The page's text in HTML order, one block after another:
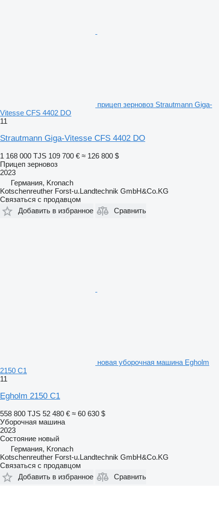
прицеп зерновоз Strautmann Giga-
Vitesse CFS 4402 DO
11
Strautmann Giga-Vitesse CFS 4402 DO
1 168 000 TJS 109 700 € ≈ 126 800 $
Прицеп зерновоз
2023
Германия, Kronach
Kotschenreuther Forst-u.Landtechnik GmbH&Co.KG
Связаться с продавцом
Добавить в избранное
Сравнить
новая уборочная машина Egholm
2150 C1
11
Egholm 2150 C1
558 800 TJS 52 480 € ≈ 60 630 $
Уборочная машина
2023
Состояние новый
Германия, Kronach
Kotschenreuther Forst-u.Landtechnik GmbH&Co.KG
Связаться с продавцом
Добавить в избранное
Сравнить